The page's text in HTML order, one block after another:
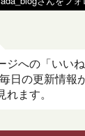
ジへの「いい
日の更新情報
ます。